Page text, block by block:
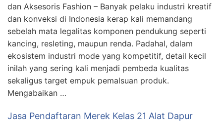
dan Aksesoris Fashion – Banyak pelaku industri kreatif
dan konveksi di Indonesia kerap kali memandang
sebelah mata legalitas komponen pendukung seperti
kancing, resleting, maupun renda. Padahal, dalam
ekosistem industri mode yang kompetitif, detail kecil
inilah yang sering kali menjadi pembeda kualitas
sekaligus target empuk pemalsuan produk.
Mengabaikan …
Jasa Pendaftaran Merek Kelas 21 Alat Dapur